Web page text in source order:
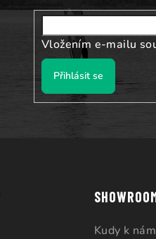
Vložením e-mailu
Přihlásit se
Kudy k